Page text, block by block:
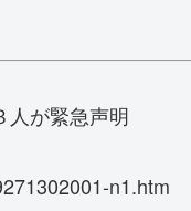
人が緊急声明
n1.htm